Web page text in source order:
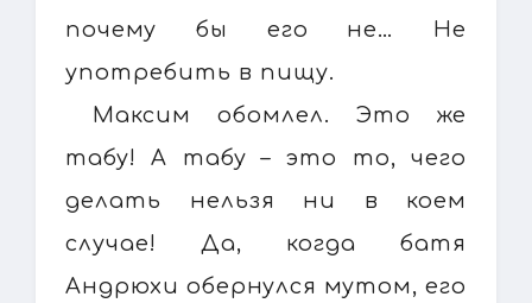
почему бы его не… Не
употребить в пищу.
Максим обомлел. Это же
табу! А табу – это то, чего
делать нельзя ни в коем
случае! Да, когда батя
Андрюхи обернулся мутом, его